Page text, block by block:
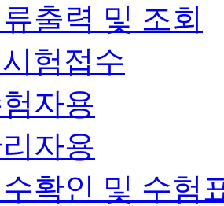
출력 및 조회
험접수
자용
자용
확인 및 수험